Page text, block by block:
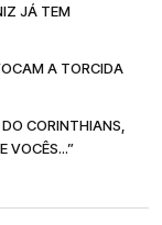
JÁ TEM
A TORCIDA
CORINTHIANS,
VOCÊS...”